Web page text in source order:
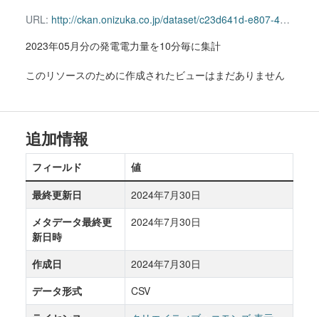
URL: http://ckan.onizuka.co.jp/dataset/c23d641d-e807-42c8-8857-2db1be5c2901/resource/b2596be4-93c3-4b16-b20b-31cc8b2744be/download/power_2305.csv
2023年05月分の発電電力量を10分毎に集計
このリソースのために作成されたビューはまだありません
追加情報
フィールド
値
最終更新日
2024年7月30日
メタデータ最終更
新日時
2024年7月30日
作成日
2024年7月30日
データ形式
CSV